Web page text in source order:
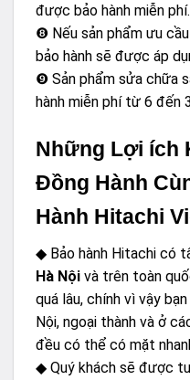
được bảo hành miễn phí.
❽ Nếu sản phẩm ưu
bảo hành sẽ được áp
❾ Sản phẩm sửa chữa
hành miễn phí từ 6 đến
Những Lợi ích
Đồng Hành
Hành Hitachi
◆ Bảo hành Hitachi có
Hà Nội và trên toàn
quá lâu, chính vì vậy
Nội, ngoại thành và ở
đều có thể có mặt
◆ Quý khách sẽ được